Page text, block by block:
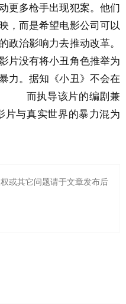
更多枪手出现犯案。他们
，而是希望电影公司可以
政治影响力去推动改革。
片没有将小丑角色推举为
力。据知《小丑》不会在
而执导该片的编剧兼
片与真实世界的暴力混为
或其它问题请于文章发布后